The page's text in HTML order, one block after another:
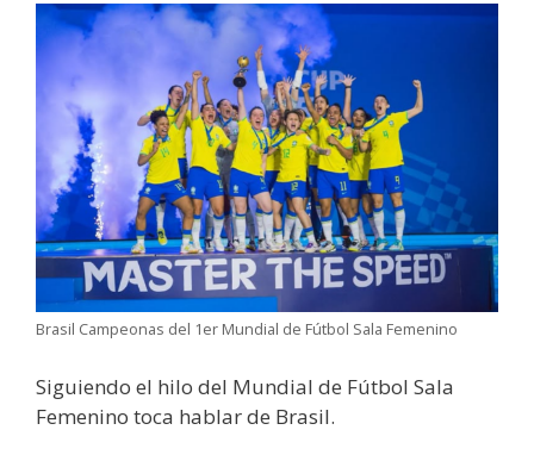
Brasil Campeonas del 1er Mundial de Fútbol Sala Femenino
Siguiendo el hilo del Mundial de Fútbol Sala
Femenino toca hablar de Brasil.